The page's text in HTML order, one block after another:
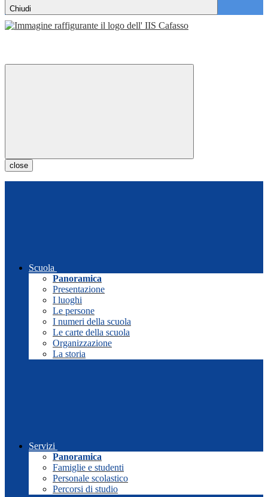
Chiudi
close
Scuola
Panoramica
Presentazione
I luoghi
Le persone
I numeri della scuola
Le carte della scuola
Organizzazione
La storia
Servizi
Panoramica
Famiglie e studenti
Personale scolastico
Percorsi di studio